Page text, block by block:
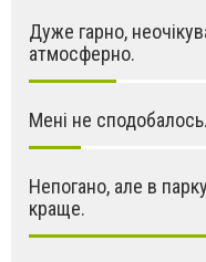
Дуже гарно,
атмосферно.
Мені не сподобалось.
Непогано, але в
краще.